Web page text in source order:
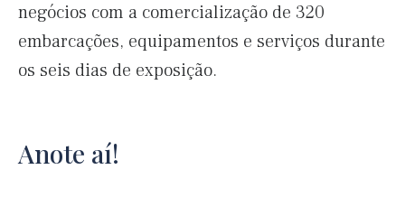
negócios com a comercialização de 320
embarcações, equipamentos e serviços durante
os seis dias de exposição.
Anote aí!